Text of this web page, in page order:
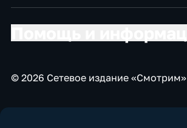
© 2026 Сетевое издание «Смотрим»